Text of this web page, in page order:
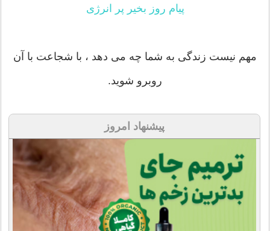
پیام روز بخیر پر انرژی
مهم نیست زندگی به شما چه می دهد ، با شجاعت با آن
روبرو شوید.
پیشنهاد امروز